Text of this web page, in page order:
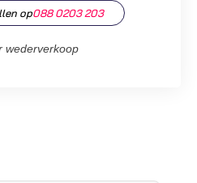
op088 0203 203
wederverkoop